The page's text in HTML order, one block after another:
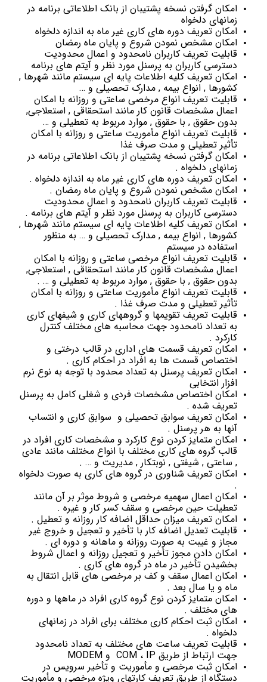
امکان گرفتن نسخه پشتیبان از بانک اطلاعاتی برنامه در
زمانهای دلخواه
امکان تعریف دوره های کاری غیر ماه به اندازه دلخواه
امکان مشخص نمودن شروع و پایان ماه رمضان
قابلیت تعریف کاربران نامحدود و اعمال محدودیت
دسترسی کاربران به پرسنل مورد نظر و آیتم های برنامه
امکان تعریف کلیه اطلاعات پایه ای سیستم مانند شهرها ,
کشورها , انواع بیمه , مدارک تحصیلی و …
قابلیت تعریف انواع مرخصی ساعتی و روزانه با امکان
اعمال مشخصات قانون کار مانند استحقاقی , استعلاجی,
بدون حقوق , با حقوق , موارد مربوط به تعطیلی و …
قابلیت تعریف انواع مأموریت ساعتی و روزانه با امکان
تأثیر تعطیلی و مدت صرف غذا
امکان گرفتن نسخه پشتیبان از بانک اطلاعاتی برنامه در
زمانهای دلخواه .
امکان تعریف دوره های کاری غیر ماه به اندازه دلخواه .
امکان مشخص نمودن شروع و پایان ماه رمضان .
قابلیت تعریف کاربران نامحدود و اعمال محدودیت
دسترسی کاربران به پرسنل مورد نظر و آیتم های برنامه .
امکان تعریف کلیه اطلاعات پایه ای سیستم مانند شهرها ,
کشورها , انواع بیمه , مدارک تحصیلی و … به منظور
استفاده در سیستم
قابلیت تعریف انواع مرخصی ساعتی و روزانه با امکان
اعمال مشخصات قانون کار مانند استحقاقی , استعلاجی,
بدون حقوق , با حقوق , موارد مربوط به تعطیلی و … .
قابلیت تعریف انواع مأموریت ساعتی و روزانه با امکان
تأثیر تعطیلی و مدت صرف غذا .
قابلیت تعریف تقویمها و گروههای کاری و شیفهای کاری
به تعداد نامحدود جهت محاسبه های مختلف کنترل
کارکرد .
امکان تعریف قسمت های اداری در قالب درختی و
اختصاص قسمت ها به افراد در احکام کاری .
امکان تعریف پرسنل به تعداد محدود با توجه به نوع نرم
افزار انتخابی
امکان اختصاص مشخصات فردی و شغلی کامل به پرسنل
تعریف شده .
امکان تعریف سوابق تحصیلی و سوابق کاری و انتساب
آنها به هر پرسنل .
امکان متمایز کردن نوع کارکرد و مشخصات کاری افراد در
قالب گروه های کاری مختلف با انواع مختلف مانند عادی
, ساعتی , شیفتی , نوبتکار , مدیریت و … .
امکان تعریف شناوری در گروه های کاری به صورت دلخواه
.
امکان اعمال سهمیه مرخصی و شروط موثر بر آن مانند
تعطیلت حین مرخصی و سقف کسر کار و غیره .
امکان تعریف میزان حداقل اضافه کار روزانه و تعطیل .
قابلیت تعدیل اضافه کار با تأخیر و تعجیل و خروج غیر
مجاز و غیبت به صورت روزانه و ماهانه و دوره ای .
امکان دادن مجوز تأخیر و تعجیل روزانه و اعمال شروط
بخشیدن تأخیر در ماه در گروه های کاری .
امکان اعمال سقف و کف بر مرخصی های قابل انتقال به
ماه و یا سال بعد .
امکان متمایز کردن نوع گروه کاری افراد در ماهها و دوره
های مختلف .
امکان ثبت احکام کاری مختلف برای افراد در زمانهای
دلخواه .
قابلیت تعریف ساعت های مختلف به تعداد نامحدود
جهت ارتباط از طریق COM ، IP و MODEM
امکان ثبت مرخصی و مأموریت و تأخیر سرویس در
دستگاه از طریق تعریف کارتهای ویژه مرخصی و مأموریت